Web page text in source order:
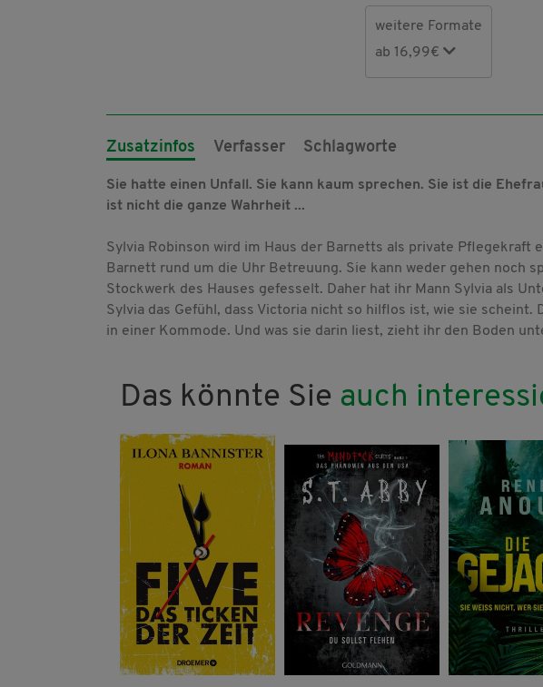
weitere Formate
ab 16,99€
Zusatzinfos Verfasser Schlagworte
Sie hatte einen Unfall. Sie kann kaum sprechen. Sie ist die
ist nicht die ganze Wahrheit ...
Sylvia Robinson wird im Haus der Barnetts als private Pflegekraft
Barnett rund um die Uhr Betreuung. Sie kann weder gehen noch
Stockwerk des Hauses gefesselt. Daher hat ihr Mann Sylvia als
Sylvia das Gefühl, dass Victoria nicht so hilflos ist, wie sie
in einer Kommode. Und was sie darin liest, zieht ihr den Boden
Das könnte Sie auch